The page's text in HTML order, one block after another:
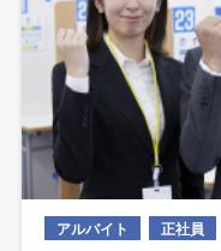
アルバイト 正社員